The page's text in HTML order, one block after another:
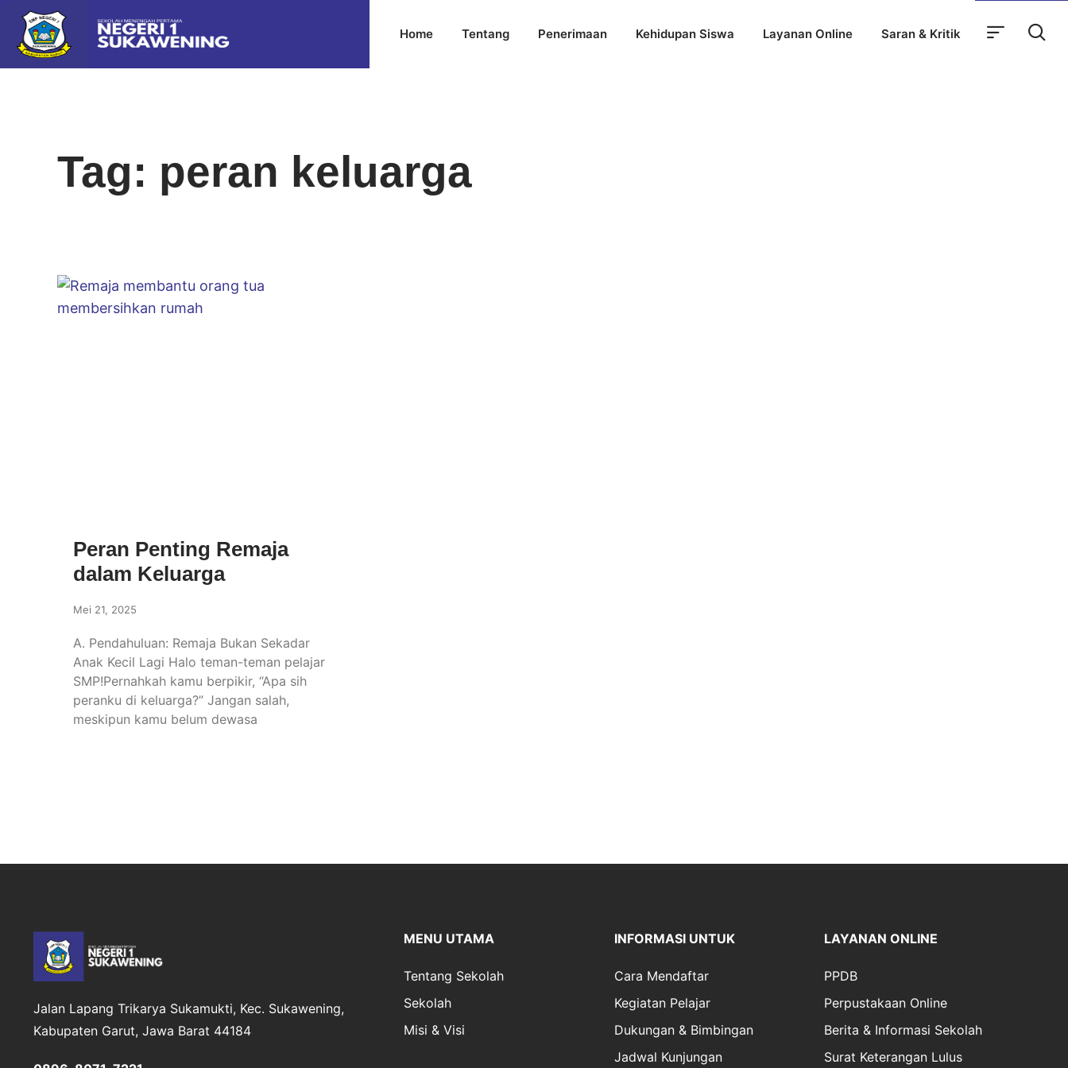
Home Tentang Penerimaan Kehidupan Siswa Layanan Online Saran & Kritik
Tag: peran keluarga
Peran Penting Remaja
dalam Keluarga
Mei 21, 2025
A. Pendahuluan: Remaja Bukan Sekadar
Anak Kecil Lagi Halo teman-teman pelajar
SMP!Pernahkah kamu berpikir, “Apa sih
peranku di keluarga?” Jangan salah,
meskipun kamu belum dewasa
Jalan Lapang Trikarya Sukamukti, Kec. Sukawening,
Kabupaten Garut, Jawa Barat 44184
MENU UTAMA
Tentang Sekolah
Sekolah
Misi & Visi
INFORMASI UNTUK
Cara Mendaftar
Kegiatan Pelajar
Dukungan & Bimbingan
Jadwal Kunjungan
LAYANAN ONLINE
PPDB
Perpustakaan Online
Berita & Informasi Sekolah
Surat Keterangan Lulus